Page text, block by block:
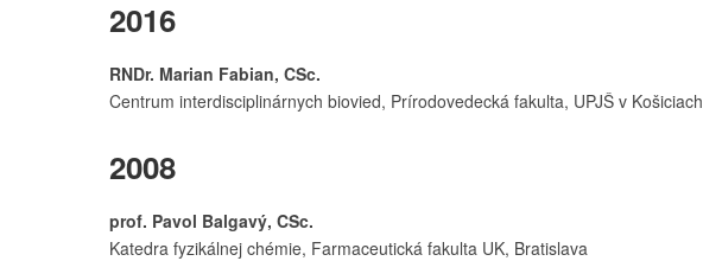
2016
RNDr. Marian Fabian, CSc.
Centrum interdisciplinárnych biovied, Prírodovedecká fakulta, UPJŠ v Košiciach
2008
prof. Pavol Balgavý, CSc.
Katedra fyzikálnej chémie, Farmaceutická fakulta UK, Bratislava